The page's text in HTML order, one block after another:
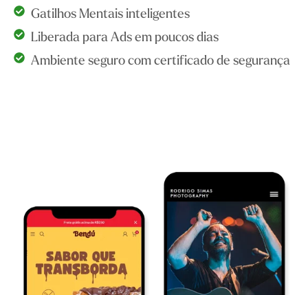
Gatilhos Mentais inteligentes
Liberada para Ads em poucos dias
Ambiente seguro com certificado de segurança